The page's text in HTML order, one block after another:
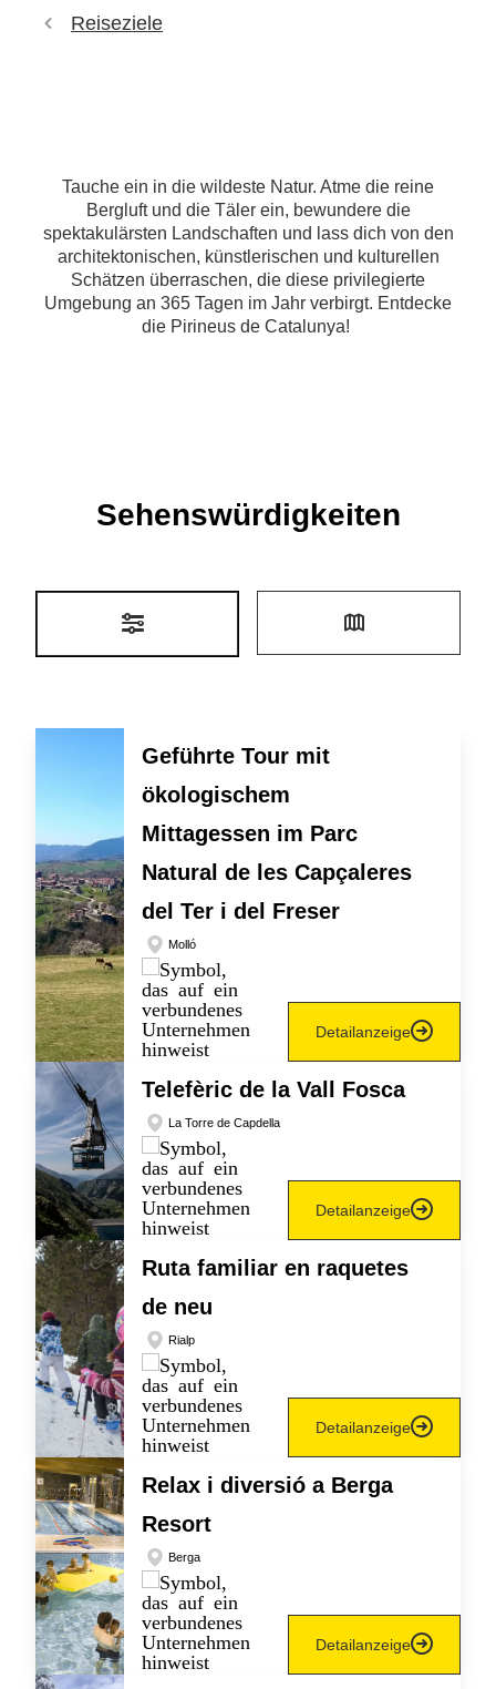
Reiseziele
Tauche ein in die wildeste Natur. Atme die reine
Bergluft und die Täler ein, bewundere die
spektakulärsten Landschaften und lass dich von den
architektonischen, künstlerischen und kulturellen
Schätzen überraschen, die diese privilegierte
Umgebung an 365 Tagen im Jahr verbirgt. Entdecke
die Pirineus de Catalunya!
Sehenswürdigkeiten
Geführte Tour mit
ökologischem
Mittagessen im Parc
Natural de les Capçaleres
del Ter i del Freser
Molló
Detailanzeige
Telefèric de la Vall Fosca
La Torre de Capdella
Detailanzeige
Ruta familiar en raquetes
de neu
Rialp
Detailanzeige
Relax i diversió a Berga
Resort
Berga
Detailanzeige